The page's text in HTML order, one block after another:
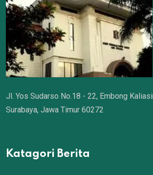
Jl. Yos Sudarso No.18 - 22, Embong
Surabaya, Jawa Timur 60272
Katagori Berita